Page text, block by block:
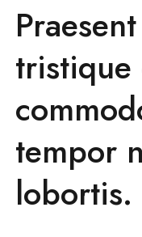
tristique
tempor
lobortis.